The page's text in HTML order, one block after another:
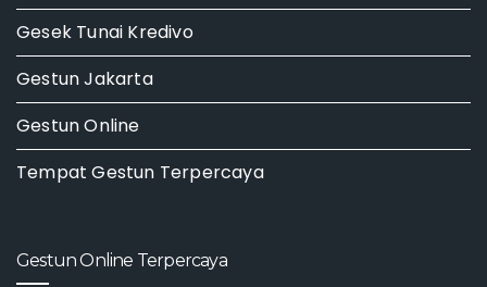
Gesek Tunai Kredivo
Gestun Jakarta
Gestun Online
Tempat Gestun Terpercaya
Gestun Online Terpercaya